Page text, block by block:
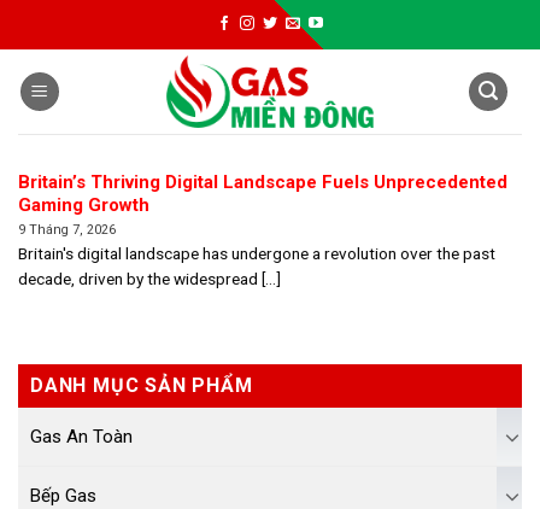
to
content
Britain’s Thriving Digital Landscape Fuels Unprecedented
Gaming Growth
9 Tháng 7, 2026
Britain's digital landscape has undergone a revolution over the past
decade, driven by the widespread [...]
DANH MỤC SẢN PHẨM
Gas An Toàn
Bếp Gas